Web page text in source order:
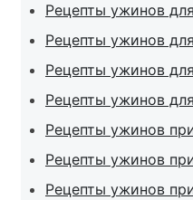
Рецепты ужинов
Рецепты ужинов
Рецепты ужинов
Рецепты ужинов
Рецепты ужинов
Рецепты ужинов
Рецепты ужинов